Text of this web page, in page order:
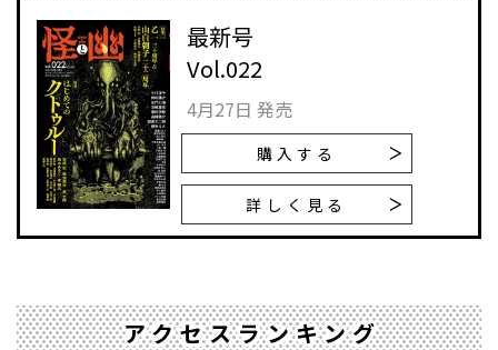
最新号
Vol.022
4月27日 発売
購入する
詳しく見る
アクセスランキング